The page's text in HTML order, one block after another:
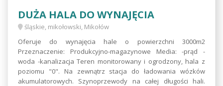
DUŻA HALA DO WYNAJĘCIA
śląskie, mikołowski, Mikołów
Oferuje do wynajęcia hale o powierzchni 3000m2
Przeznaczenie: Produkcyjno-magazynowe Media: -prąd -
woda -kanalizacja Teren monitorowany i ogrodzony, hala z
poziomu "0". Na zewnątrz stacja do ładowania wózków
akumulatorowych. Szynoprzewody na całej długości hali.